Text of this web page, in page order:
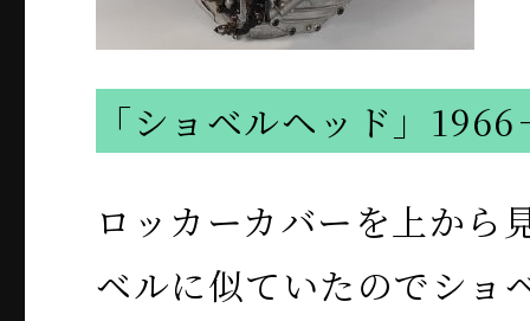
「ショベルヘッド」
ロッカーカバーを上から
ベルに似ていたのでショ